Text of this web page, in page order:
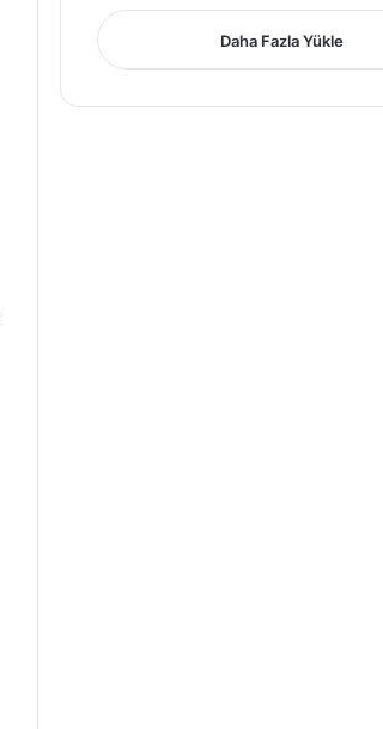
Daha Fazla Yükle